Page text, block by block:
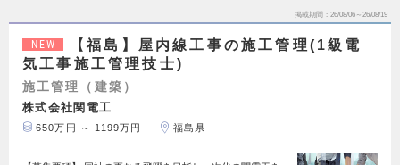
掲載期間 26/08/06～26/08/19
NEW
【福島】屋内線工事の施工管理(1級電
気工事施工管理技士)
施工管理（建築）
株式会社関電工
650万円 ～ 1199万円 福島県